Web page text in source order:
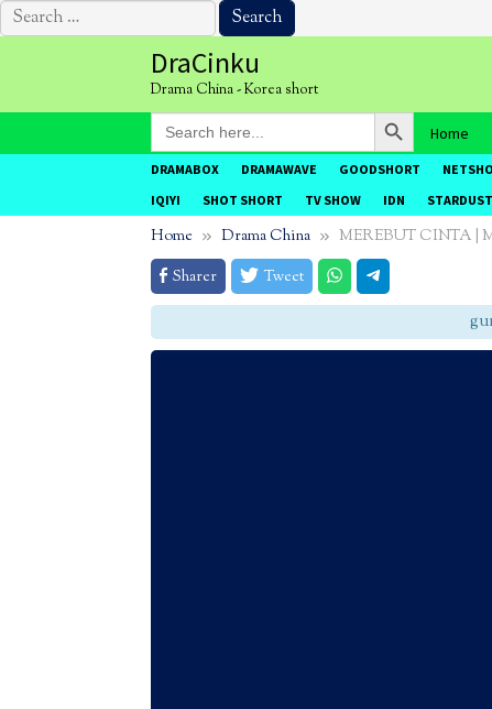
Search
for:
DraCinku
Drama China - Korea short
Search
for:
Search Button
Home
DRAMABOX DRAMAWAVE GOODSHORT
IQIYI
SHOT SHORT TV SHOW IDN STARDUST
Home Drama China
MEREBUT CINTA |
Sharer
Tweet